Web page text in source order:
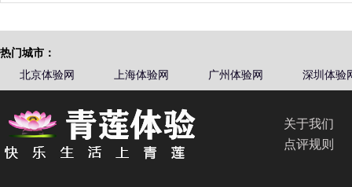
热门城市：
北京体验网
上海体验网 广州体验网 深圳体验
关于我们
点评规则